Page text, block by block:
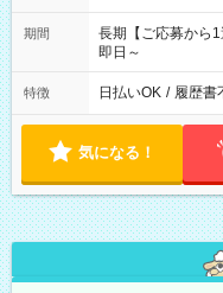
期間
長期【ご応募から
即日～
特徴 日払いOK / 履歴書
気になる！